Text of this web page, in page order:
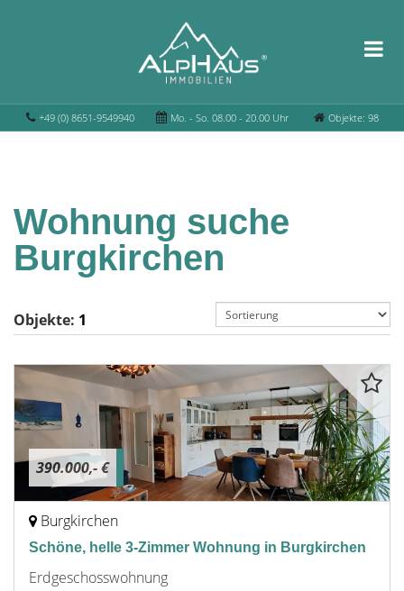
+49 (0) 8651-9549940 Mo. - So. 08.00 - 20.00 Uhr Objekte: 98
Wohnung suche
Burgkirchen
Objekte: 1
390.000,- €
Burgkirchen
Schöne, helle 3-Zimmer Wohnung in Burgkirchen
Erdgeschosswohnung